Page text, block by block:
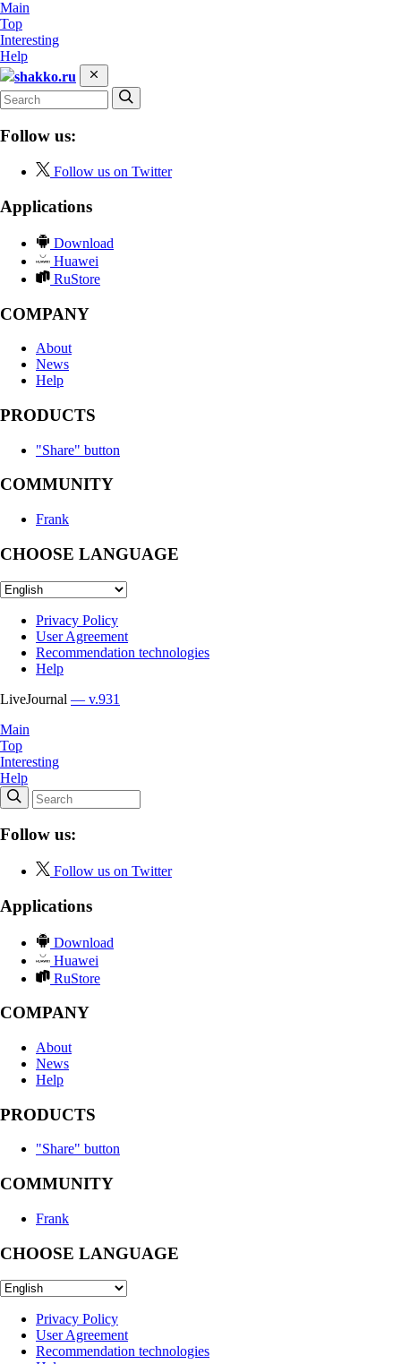
Main
Top
Interesting
Help
shakko.ru
Follow us:
Follow us on Twitter
Applications
Download
Huawei
RuStore
COMPANY
About
News
Help
PRODUCTS
"Share" button
COMMUNITY
Frank
CHOOSE LANGUAGE
Privacy Policy
User Agreement
Recommendation technologies
Help
LiveJournal — v.931
Main
Top
Interesting
Help
Follow us:
Follow us on Twitter
Applications
Download
Huawei
RuStore
COMPANY
About
News
Help
PRODUCTS
"Share" button
COMMUNITY
Frank
CHOOSE LANGUAGE
Privacy Policy
User Agreement
Recommendation technologies